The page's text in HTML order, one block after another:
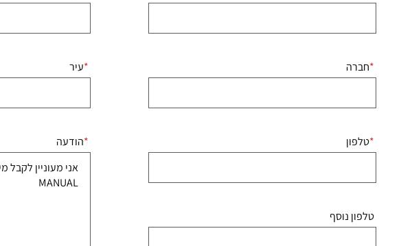
חברה
טלפון
טלפון נוסף
עיר
הודעה